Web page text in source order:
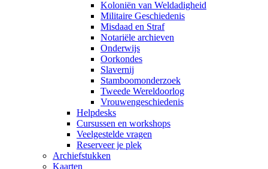
Koloniën van Weldadigheid
Militaire Geschiedenis
Misdaad en Straf
Notariële archieven
Onderwijs
Oorkondes
Slavernij
Stamboomonderzoek
Tweede Wereldoorlog
Vrouwengeschiedenis
Helpdesks
Cursussen en workshops
Veelgestelde vragen
Reserveer je plek
Archiefstukken
Kaarten